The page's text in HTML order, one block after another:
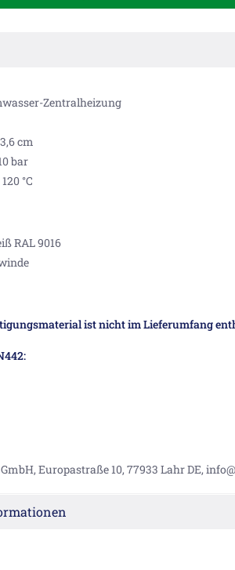
Zentralheizung
cm
bar
°C
RAL 9016
ist nicht im Lieferumfang
Europastraße 10, 77933 Lahr DE,